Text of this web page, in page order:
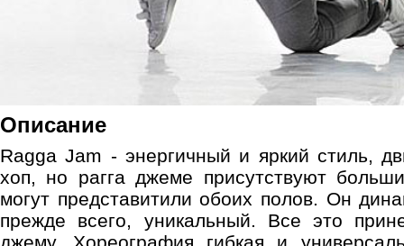
Описание
Ragga Jam - энергичный и яркий стиль,
хоп, но рагга джеме присутствуют
могут представитили обоих полов. Он
прежде всего, уникальный. Все это